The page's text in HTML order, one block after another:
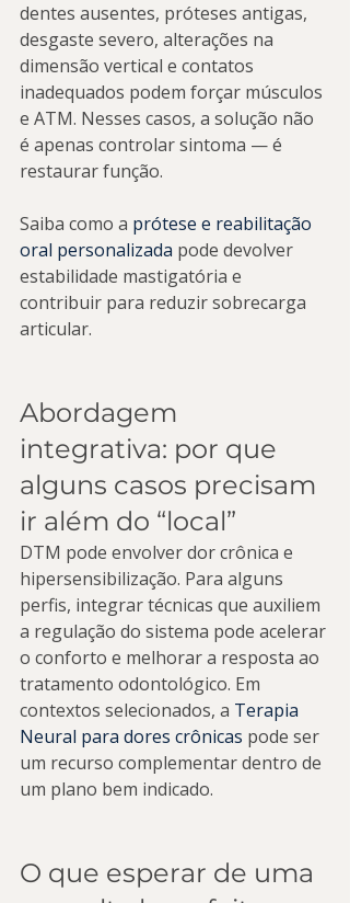
dentes ausentes, próteses antigas,
desgaste severo, alterações na
dimensão vertical e contatos
inadequados podem forçar músculos
e ATM. Nesses casos, a solução não
é apenas controlar sintoma — é
restaurar função.
Saiba como a prótese e reabilitação
oral personalizada pode devolver
estabilidade mastigatória e
contribuir para reduzir sobrecarga
articular.
Abordagem
integrativa: por que
alguns casos precisam
ir além do “local”
DTM pode envolver dor crônica e
hipersensibilização. Para alguns
perfis, integrar técnicas que auxiliem
a regulação do sistema pode acelerar
o conforto e melhorar a resposta ao
tratamento odontológico. Em
contextos selecionados, a Terapia
Neural para dores crônicas pode ser
um recurso complementar dentro de
um plano bem indicado.
O que esperar de uma